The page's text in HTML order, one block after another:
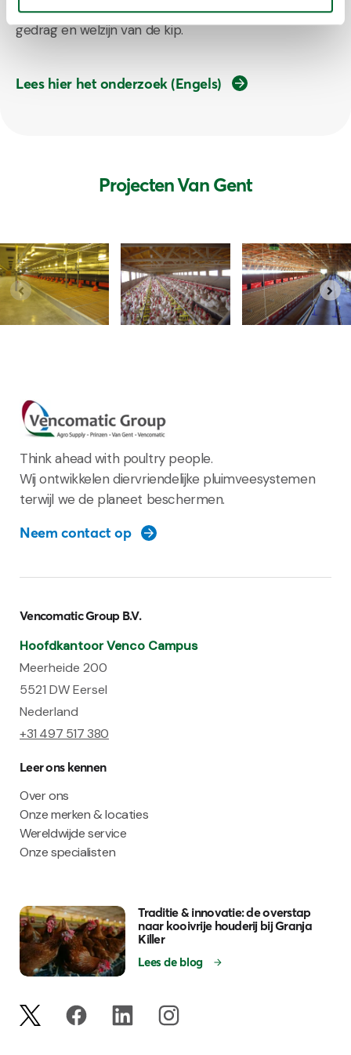
nestmateriaal speelt dus een belangrijke rol in het
gedrag en welzijn van de kip.
Lees hier het onderzoek (Engels)
Projecten Van Gent
Think ahead with poultry people.
Wij ontwikkelen diervriendelijke pluimveesystemen
terwijl we de planeet beschermen.
Neem contact op
Vencomatic Group B.V.
Hoofdkantoor Venco Campus
Meerheide 200
5521 DW Eersel
Nederland
+31 497 517 380
Leer ons kennen
Over ons
Onze merken & locaties
Wereldwijde service
Onze specialisten
Traditie & innovatie: de overstap
naar kooivrije houderij bij Granja
Killer
Lees de blog